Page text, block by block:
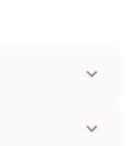
opciones sin